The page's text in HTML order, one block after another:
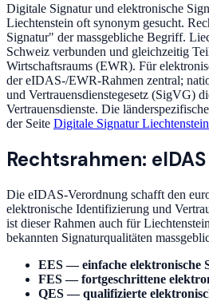
Digitale Signatur und elektronische
Liechtenstein oft synonym gesucht.
Signatur" der massgebliche Begriff.
Schweiz verbunden und gleichzeitig
Wirtschaftsraums (EWR). Für
der eIDAS-/EWR-Rahmen zentral;
und Vertrauensdienstegesetz (SigVG)
Vertrauensdienste. Die
der Seite Digitale Signatur Liechtenstein
Rechtsrahmen:
Die eIDAS-Verordnung schafft den
elektronische Identifizierung und
ist dieser Rahmen auch für
bekannten Signaturqualitäten
EES — einfache elektronische
FES — fortgeschrittene
QES — qualifizierte